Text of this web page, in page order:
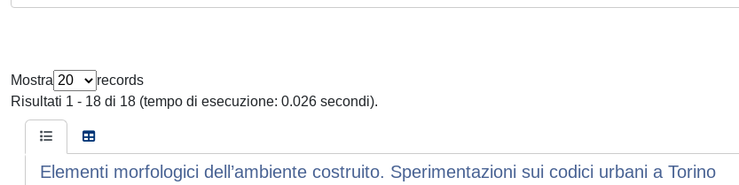
Mostra
records
Risultati 1 - 18 di 18 (tempo di esecuzione: 0.026 secondi).
Elementi morfologici dell’ambiente costruito. Sperimentazioni sui codici urbani a Torino